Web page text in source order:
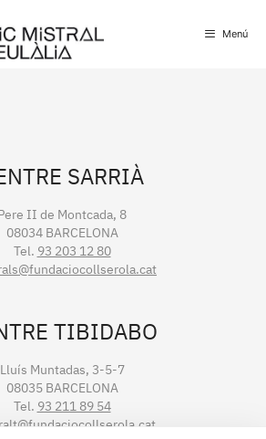
Menú
SARRIÀ
II de Montcada, 8
08034 BARCELONA
Tel. 93 203 12 80
TIBIDABO
Lluís Muntadas, 3-5-7
08035 BARCELONA
Tel. 93 211 89 54